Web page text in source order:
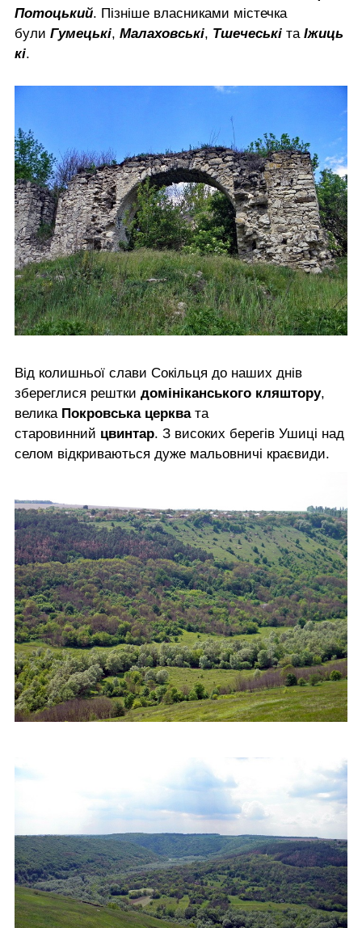
Потоцький. Пізніше власниками містечка
були Гумецькі, Малаховські, Тшечеські та Іжиць
кі.
Від колишньої слави Сокільця до наших днів
збереглися рештки домініканського кляштору,
велика Покровська церквата
старовинний цвинтар. З високих берегів Ушиці над
селом відкриваються дуже мальовничі краєвиди.